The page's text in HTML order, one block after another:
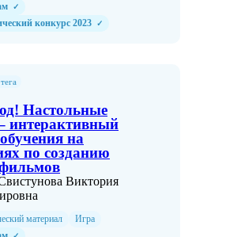
✓
конкурс 2023 ✓
Настольные
интерактивный
на
по созданию
Виктория
материал
Игра